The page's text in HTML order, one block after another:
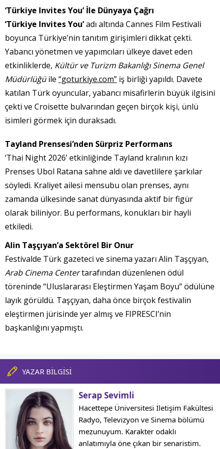
‘Türkiye Invites You’ İle Dünyaya Çağrı
‘Türkiye Invites You’adı altında Cannes Film Festivali
boyunca Türkiye’nin tanıtım girişimleri dikkat çekti.
Yabancı yönetmen ve yapımcıları ülkeye davet eden
etkinliklerde, Kültür ve Turizm Bakanlığı Sinema Genel
Müdürlüğüile “goturkiye.com” iş birliği yapıldı. Davete
katılan Türk oyuncular, yabancı misafirlerin büyük ilgisini
çekti ve Croisette bulvarından geçen birçok kişi, ünlü
isimleri görmek için duraksadı.
Tayland Prensesi’nden Sürpriz Performans
‘Thai Night 2026’ etkinliğinde Tayland kralının kızı
Prenses Ubol Ratana sahne aldı ve davetlilere şarkılar
söyledi. Kraliyet ailesi mensubu olan prenses, aynı
zamanda ülkesinde sanat dünyasında aktif bir figür
olarak biliniyor. Bu performans, konukları bir hayli
etkiledi.
Alin Taşçıyan’a Sektörel Bir Onur
Festivalde Türk gazeteci ve sinema yazarı Alin Taşçıyan,
Arab Cinema Centertarafından düzenlenen ödül
töreninde “Uluslararası Eleştirmen Yaşam Boyu” ödülüne
layık görüldü. Taşçıyan, daha önce birçok festivalin
eleştirmen jürisinde yer almış ve FIPRESCI’nin
başkanlığını yapmıştı.
YAZAR BİLGİSİ
Serap Sevimli
Hacettepe Üniversitesi İletişim Fakültesi
Radyo, Televizyon ve Sinema bölümü
mezunuyum. Karakter odaklı
anlatımıyla öne çıkan bir senaristim.